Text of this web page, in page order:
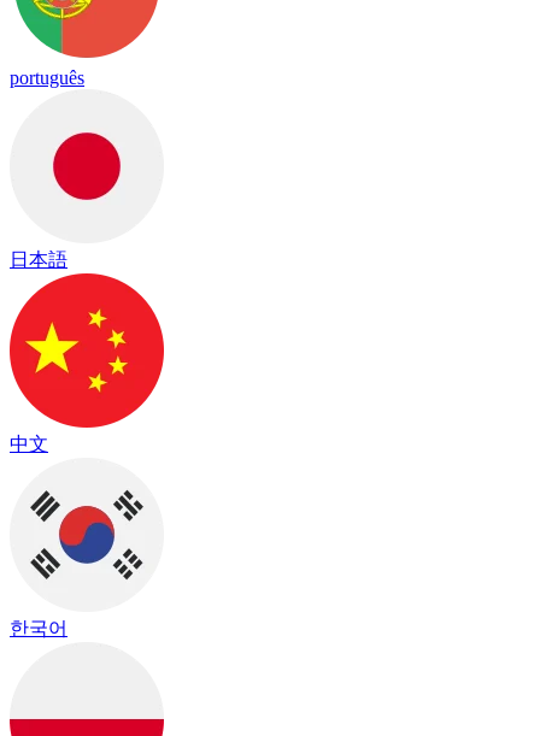
português
日本語
中文
한국어